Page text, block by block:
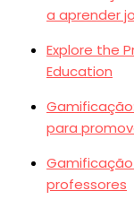
a aprender
Explore the
Education
para
professores